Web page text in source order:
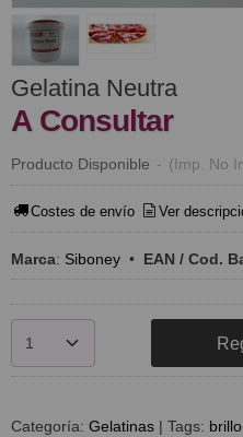
Gelatina Neutra
A Consultar
Producto Disponible - (Imp. No
Costes de envío Ver
Marca: Siboney • EAN / Cod.
Categoría: Gelatinas | Tags: brillo